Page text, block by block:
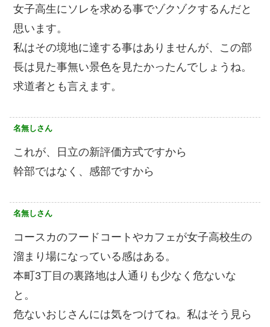
女子高生にソレを求める事でゾクゾクするんだと
思います。
私はその境地に達する事はありませんが、この部
長は見た事無い景色を見たかったんでしょうね。
求道者とも言えます。
名無しさん
これが、日立の新評価方式ですから
幹部ではなく、感部ですから
名無しさん
コースカのフードコートやカフェが女子高校生の
溜まり場になっている感はある。
本町3丁目の裏路地は人通りも少なく危ないな
と。
危ないおじさんには気をつけてね。私はそう見ら